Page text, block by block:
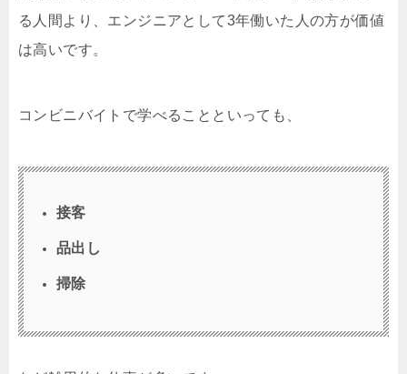
る人間より、エンジニアとして3年働いた人の方が価値
は高いです。
コンビニバイトで学べることといっても、
接客
品出し
掃除